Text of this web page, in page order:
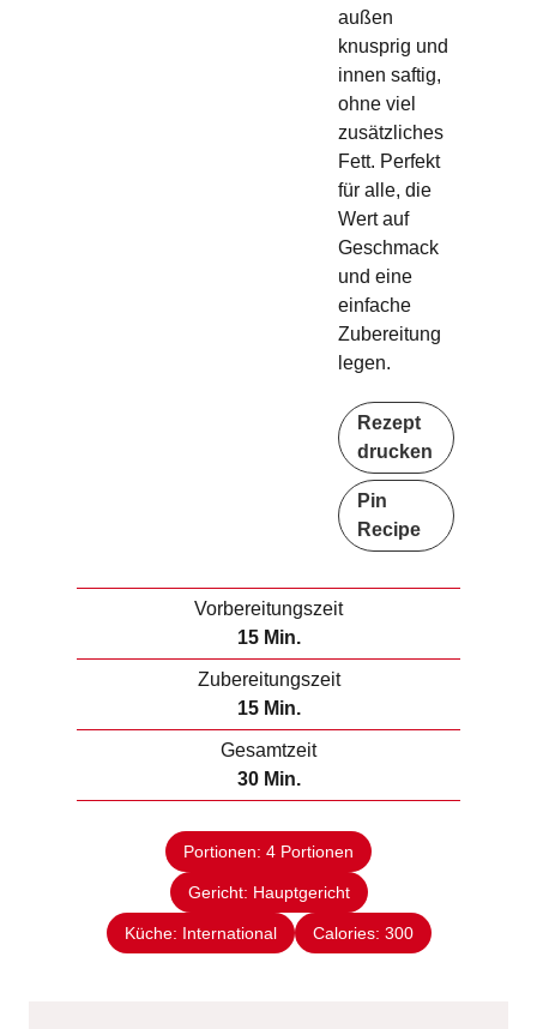
außen
knusprig und
innen saftig,
ohne viel
zusätzliches
Fett. Perfekt
für alle, die
Wert auf
Geschmack
und eine
einfache
Zubereitung
legen.
Rezept
drucken
Pin
Recipe
Vorbereitungszeit
15M
i
t
e
Min.
Zubereitungszeit
15M
i
e
Min.
Gesamtzeit
30M
i
n
u
t
n
Min.
Portionen: 4 Portionen
Gericht: Hauptgericht
Küche: International Calories: 300